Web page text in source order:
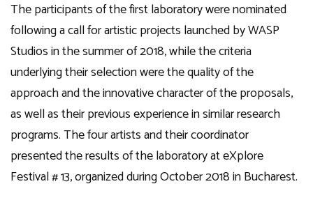
The participants of the first laboratory were nominated
following a call for artistic projects launched by WASP
Studios in the summer of 2018, while the criteria
underlying their selection were the quality of the
approach and the innovative character of the proposals,
as well as their previous experience in similar research
programs. The four artists and their coordinator
presented the results of the laboratory at eXplore
Festival # 13, organized during October 2018 in Bucharest.